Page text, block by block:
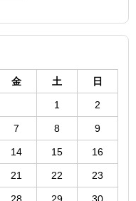
金 土 日
1 2
7 8 9
14 15 16
21 22 23
28 29 30